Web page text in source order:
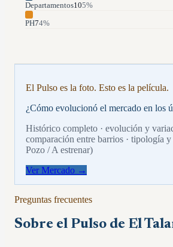
Departamentos105%
PH74%
El Pulso es la foto. Esto es la película.
¿Cómo evolucionó el mercado en los
Histórico completo · evolución y
comparación entre barrios · tipología
Pozo / A estrenar)
Ver Mercado →
Preguntas frecuentes
Sobre el Pulso de El